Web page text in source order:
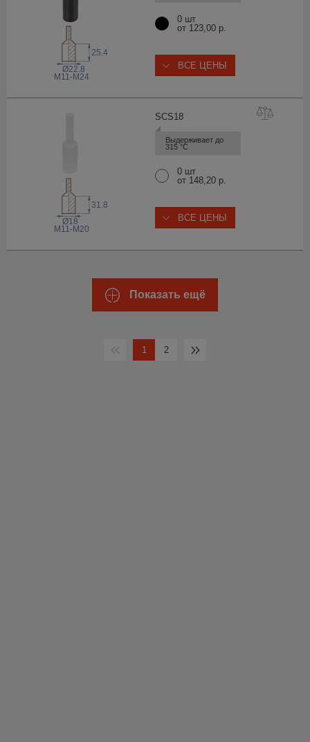
25.4
Ø22.8
М11-М24
0 шт
от 123,00 р.
ВСЕ ЦЕНЫ
SCS18
Выдерживает до
315 °С
31.8
Ø18
M11-M20
0 шт
от 148,20 р.
ВСЕ ЦЕНЫ
Показать ещё
1 2